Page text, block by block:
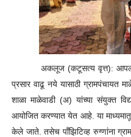
अकलूज (कटूसत्य वृत्त): आपल्या
प्रसार वाढू नये यासाठी ग्रामपंचायत
शाळा माळेवाडी (अ) यांच्या संयुक्त
आयोजित करण्यात येत आहे. या
केले जाते. तसेच पाँझिटिव्ह रुग्णांना